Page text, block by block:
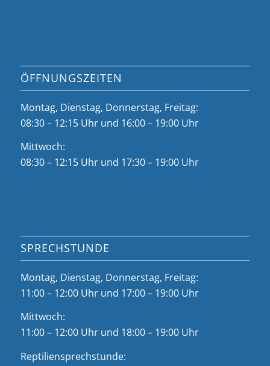
ÖFFNUNGSZEITEN
Montag, Dienstag, Donnerstag, Freitag:
08:30 – 12:15 Uhr und 16:00 – 19:00 Uhr
Mittwoch:
08:30 – 12:15 Uhr und 17:30 – 19:00 Uhr
SPRECHSTUNDE
Montag, Dienstag, Donnerstag, Freitag:
11:00 – 12:00 Uhr und 17:00 – 19:00 Uhr
Mittwoch:
11:00 – 12:00 Uhr und 18:00 – 19:00 Uhr
Reptiliensprechstunde: